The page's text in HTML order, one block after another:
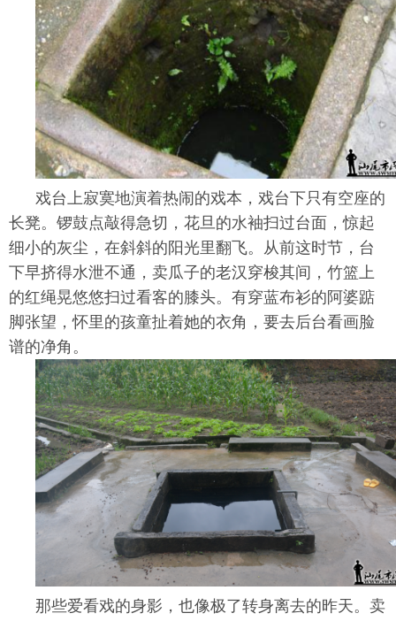
戏台上寂寞地演着热闹的戏本，戏台下只有空座的
长凳。锣鼓点敲得急切，花旦的水袖扫过台面，惊起
细小的灰尘，在斜斜的阳光里翻飞。从前这时节，台
下早挤得水泄不通，卖瓜子的老汉穿梭其间，竹篮上
的红绳晃悠悠扫过看客的膝头。有穿蓝布衫的阿婆踮
脚张望，怀里的孩童扯着她的衣角，要去后台看画脸
谱的净角。
那些爱看戏的身影，也像极了转身离去的昨天。卖